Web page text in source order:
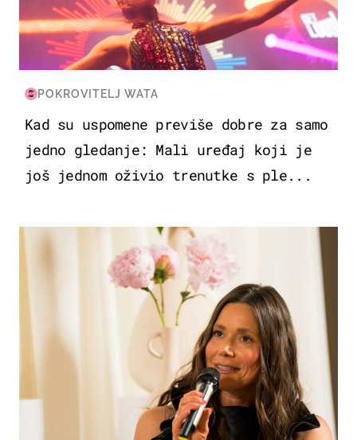
POKROVITELJ WATA
Kad su uspomene previše dobre za samo
jedno gledanje: Mali uređaj koji je
još jednom oživio trenutke s ple...
MODA & LJEPOTA